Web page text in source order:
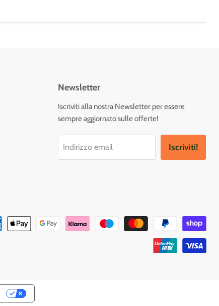
Newsletter
Iscriviti alla nostra Newsletter per essere
sempre aggiornato sulle offerte!
Indirizzo email Iscriviti!